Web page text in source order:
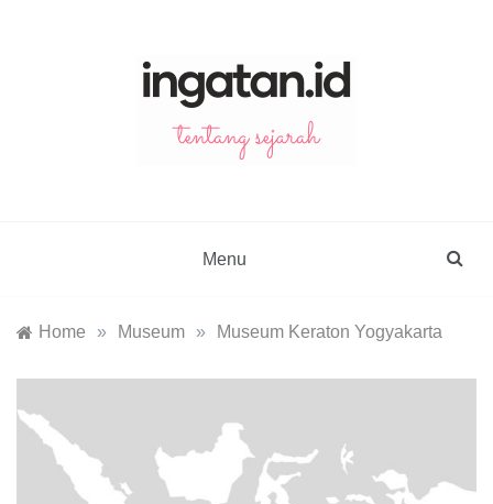
Menu
Home » Museum » Museum Keraton Yogyakarta